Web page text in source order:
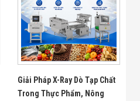
Giải Pháp X-Ray Dò Tạp Chất
Trong Thực Phẩm, Nông